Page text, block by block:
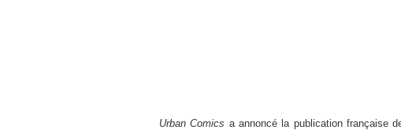
Urban Comics a annoncé la publication française